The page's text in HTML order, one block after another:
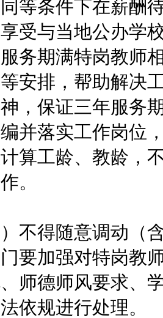
等条件下在薪酬
受与当地公办学
务期满特岗教师
安排，帮助解决
，保证三年服务
并落实工作岗位
算工龄、教龄，
。
得随意调动（含
要加强对特岗教
师德师风要求、
依规进行处理。